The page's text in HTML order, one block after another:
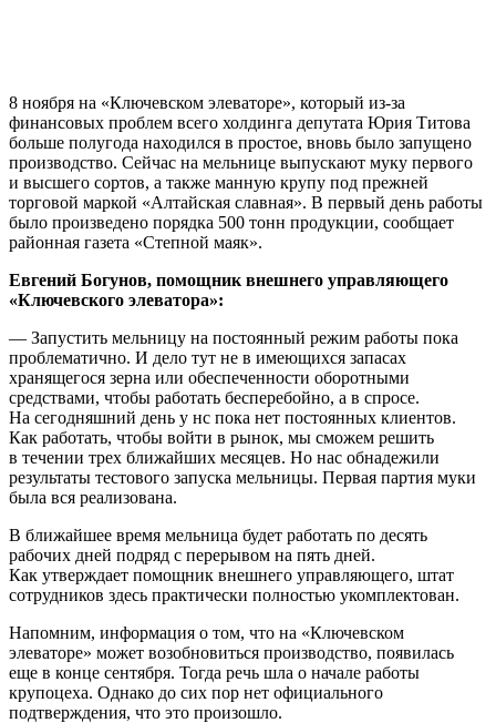
8 ноября на «Ключевском элеваторе», который из-за
финансовых проблем всего холдинга депутата Юрия Титова
больше полугода находился в простое, вновь было запущено
производство. Сейчас на мельнице выпускают муку первого
и высшего сортов, а также манную крупу под прежней
торговой маркой «Алтайская славная». В первый день работы
было произведено порядка 500 тонн продукции, сообщает
районная газета «Степной маяк».
Евгений Богунов, помощник внешнего управляющего
«Ключевского элеватора»:
— Запустить мельницу на постоянный режим работы пока
проблематично. И дело тут не в имеющихся запасах
хранящегося зерна или обеспеченности оборотными
средствами, чтобы работать бесперебойно, а в спросе.
На сегодняшний день у нс пока нет постоянных клиентов.
Как работать, чтобы войти в рынок, мы сможем решить
в течении трех ближайших месяцев. Но нас обнадежили
результаты тестового запуска мельницы. Первая партия муки
была вся реализована.
В ближайшее время мельница будет работать по десять
рабочих дней подряд с перерывом на пять дней.
Как утверждает помощник внешнего управляющего, штат
сотрудников здесь практически полностью укомплектован.
Напомним, информация о том, что на «Ключевском
элеваторе» может возобновиться производство, появилась
еще в конце сентября. Тогда речь шла о начале работы
крупоцеха. Однако до сих пор нет официального
подтверждения, что это произошло.